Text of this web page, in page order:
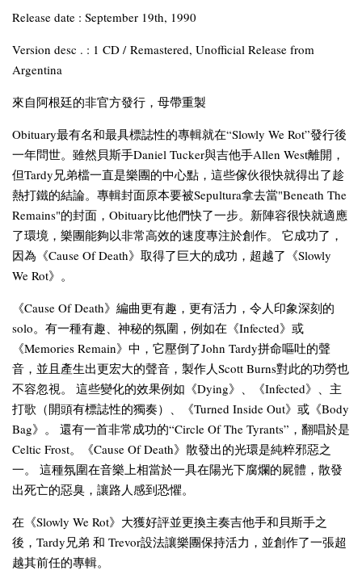
Release date : September 19th, 1990
Version desc . : 1 CD / Remastered, Unofficial Release from
Argentina
來自阿根廷的非官方發行，母帶重製
Obituary最有名和最具標誌性的專輯就在“Slowly We Rot”發行後
一年問世。雖然貝斯手Daniel Tucker與吉他手Allen West離開，
但Tardy兄弟檔一直是樂團的中心點，這些傢伙很快就得出了趁
熱打鐵的結論。專輯封面原本要被Sepultura拿去當"Beneath The
Remains"的封面，Obituary比他們快了一步。新陣容很快就適應
了環境，樂團能夠以非常高效的速度專注於創作。 它成功了，
因為《Cause Of Death》取得了巨大的成功，超越了《Slowly
We Rot》。
《Cause Of Death》編曲更有趣，更有活力，令人印象深刻的
solo。有一種有趣、神秘的氛圍，例如在《Infected》或
《Memories Remain》中，它壓倒了John Tardy拼命嘔吐的聲
音，並且產生出更宏大的聲音，製作人Scott Burns對此的功勞也
不容忽視。 這些變化的效果例如《Dying》、《Infected》、主
打歌（開頭有標誌性的獨奏）、《Turned Inside Out》或《Body
Bag》。 還有一首非常成功的“Circle Of The Tyrants”，翻唱於是
Celtic Frost。《Cause Of Death》散發出的光環是純粹邪惡之
一。 這種氛圍在音樂上相當於一具在陽光下腐爛的屍體，散發
出死亡的惡臭，讓路人感到恐懼。
在《Slowly We Rot》大獲好評並更換主奏吉他手和貝斯手之
後，Tardy兄弟 和 Trevor設法讓樂團保持活力，並創作了一張超
越其前任的專輯。